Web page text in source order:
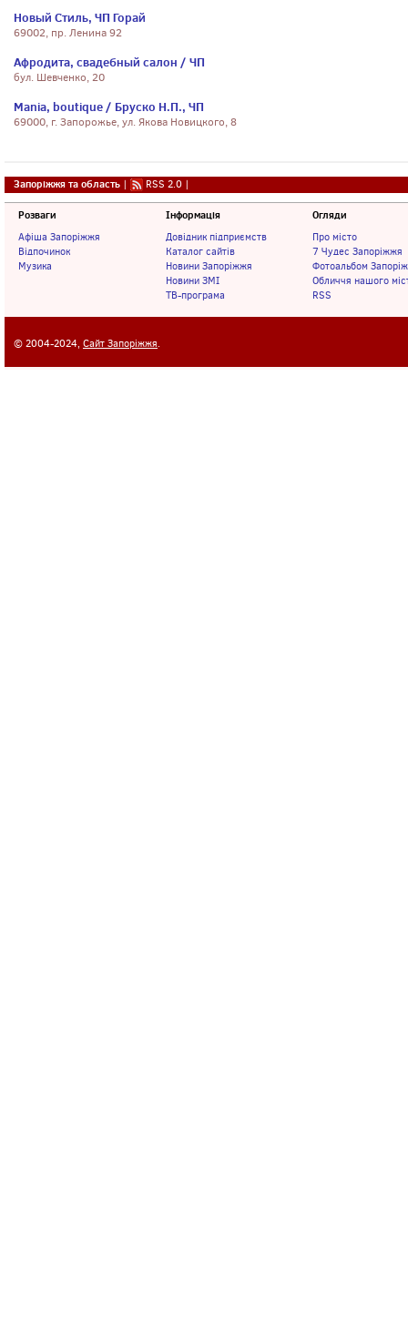
Новый Стиль, ЧП Горай
69002, пр. Ленина 92
Афродита, свадебный салон / ЧП
бул. Шевченко, 20
Mania, boutique / Бруско Н.П., ЧП
69000, г. Запорожье, ул. Якова Новицкого, 8
Запоріжжя та область | RSS 2.0 |
Розваги
Афіша Запоріжжя
Відпочинок
Музика
Інформація
Довідник підприємств
Каталог сайтів
Новини Запоріжжя
Новини ЗМІ
ТВ-програма
Огляди
Про місто
7 Чудес Запоріжжя
Фотоальбом
Обличчя нашого
RSS
© 2004-2024, Сайт Запоріжжя.